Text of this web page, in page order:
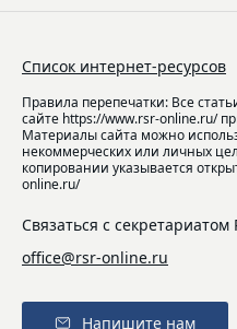
Список интернет-ресурсов
Правила перепечатки: Все
сайте https://www.rsr-online.ru/
Материалы сайта можно
некоммерческих или личных
копировании указывается
online.ru/
Связаться с
office@rsr-online.ru
Напишите нам